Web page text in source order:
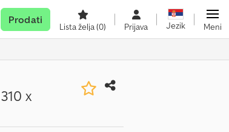
Prodati
Lista želja(0) Prijava Jezik Meni
x